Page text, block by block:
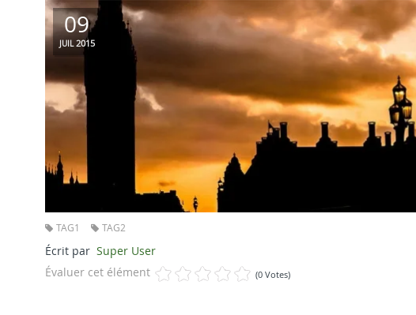
09
JUIL 2015
TAG1 TAG2
Écrit par Super User
Évaluer cet élément
(0 Votes)